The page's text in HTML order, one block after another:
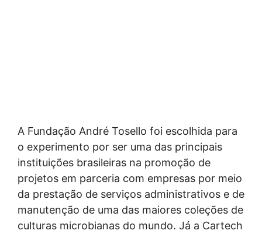
A Fundação André Tosello foi escolhida para
o experimento por ser uma das principais
instituições brasileiras na promoção de
projetos em parceria com empresas por meio
da prestação de serviços administrativos e de
manutenção de uma das maiores coleções de
culturas microbianas do mundo. Já a Cartech